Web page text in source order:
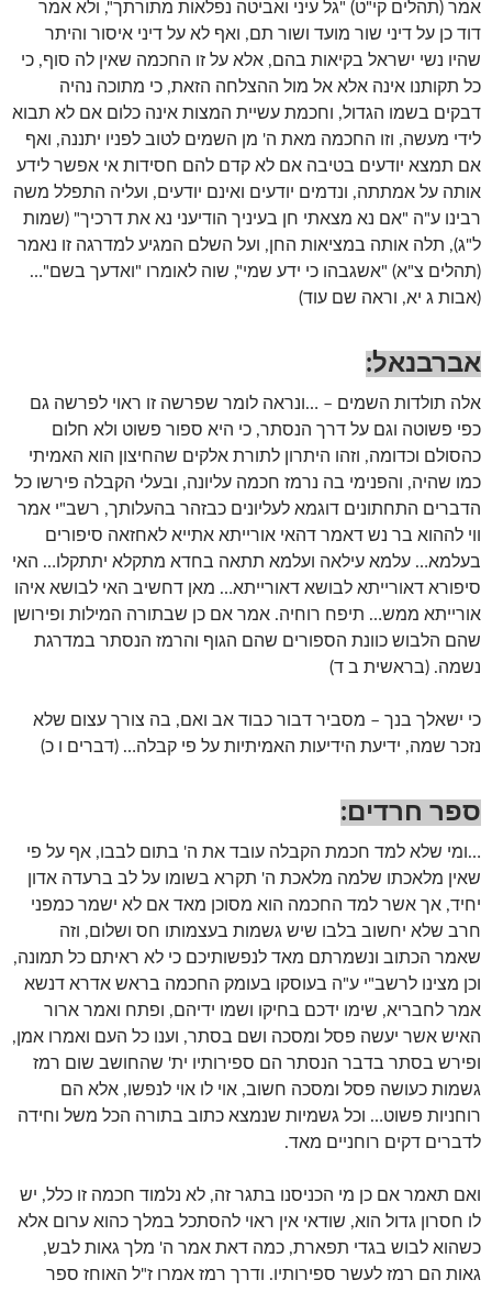
אמר (תהלים קי"ט) "גל עיני ואביטה נפלאות מתורתך", ולא אמר
דוד כן על דיני שור מועד ושור תם, ואף לא על דיני איסור והיתר
שהיו נשי ישראל בקיאות בהם, אלא על זו החכמה שאין לה סוף, כי
כל תקותנו אינה אלא אל מול ההצלחה הזאת, כי מתוכה נהיה
דבקים בשמו הגדול, וחכמת עשיית המצות אינה כלום אם לא תבוא
לידי מעשה, וזו החכמה מאת ה' מן השמים לטוב לפניו יתננה, ואף
אם תמצא יודעים בטיבה אם לא קדם להם חסידות אי אפשר לידע
אותה על אמתתה, ונדמים יודעים ואינם יודעים, ועליה התפלל משה
רבינו ע"ה "אם נא מצאתי חן בעיניך הודיעני נא את דרכיך" (שמות
ל"ג), תלה אותה במציאות החן, ועל השלם המגיע למדרגה זו נאמר
(תהלים צ"א) "אשגבהו כי ידע שמי", שוה לאומרו "ואדעך בשם"…
(אבות ג יא, וראה שם עוד)
אברבנאל:
אלה תולדות השמים – …ונראה לומר שפרשה זו ראוי לפרשה גם
כפי פשוטה וגם על דרך הנסתר, כי היא ספור פשוט ולא חלום
כהסולם וכדומה, וזהו היתרון לתורת אלקים שהחיצון הוא האמיתי
כמו שהיה, והפנימי בה נרמז חכמה עליונה, ובעלי הקבלה פירשו כל
הדברים התחתונים דוגמא לעליונים כבזהר בהעלותך, רשב"י אמר
ווי לההוא בר נש דאמר דהאי אורייתא אתייא לאחזאה סיפורים
בעלמא… עלמא עילאה ועלמא תתאה בחדא מתקלא יתתקלו… האי
סיפורא דאורייתא לבושא דאורייתא… מאן דחשיב האי לבושא איהו
אורייתא ממש… תיפח רוחיה. אמר אם כן שבתורה המילות ופירושן
שהם הלבוש כוונת הספורים שהם הגוף והרמז הנסתר במדרגת
נשמה. (בראשית ב ד)
כי ישאלך בנך – מסביר דבור כבוד אב ואם, בה צורך עצום שלא
נזכר שמה, ידיעת הידיעות האמיתיות על פי קבלה… (דברים ו כ)
ספר חרדים:
…ומי שלא למד חכמת הקבלה עובד את ה' בתום לבבו, אף על פי
שאין מלאכתו שלמה מלאכת ה' תקרא בשומו על לב ברעדה אדון
יחיד, אך אשר למד החכמה הוא מסוכן מאד אם לא ישמר כמפני
חרב שלא יחשוב בלבו שיש גשמות בעצמותו חס ושלום, וזה
שאמר הכתוב ונשמרתם מאד לנפשותיכם כי לא ראיתם כל תמונה,
וכן מצינו לרשב"י ע"ה בעוסקו בעומק החכמה בראש אדרא דנשא
אמר לחבריא, שימו ידכם בחיקו ושמו ידיהם, ופתח ואמר ארור
האיש אשר יעשה פסל ומסכה ושם בסתר, וענו כל העם ואמרו אמן,
ופירש בסתר בדבר הנסתר הם ספירותיו ית' שהחושב שום רמז
גשמות כעושה פסל ומסכה חשוב, אוי לו אוי לנפשו, אלא הם
רוחניות פשוט… וכל גשמיות שנמצא כתוב בתורה הכל משל וחידה
לדברים דקים רוחניים מאד.
ואם תאמר אם כן מי הכניסנו בתגר זה, לא נלמוד חכמה זו כלל, יש
לו חסרון גדול הוא, שודאי אין ראוי להסתכל במלך כהוא ערום אלא
כשהוא לבוש בגדי תפארת, כמה דאת אמר ה' מלך גאות לבש,
גאות הם רמז לעשר ספירותיו. ודרך רמז אמרו ז"ל האוחז ספר